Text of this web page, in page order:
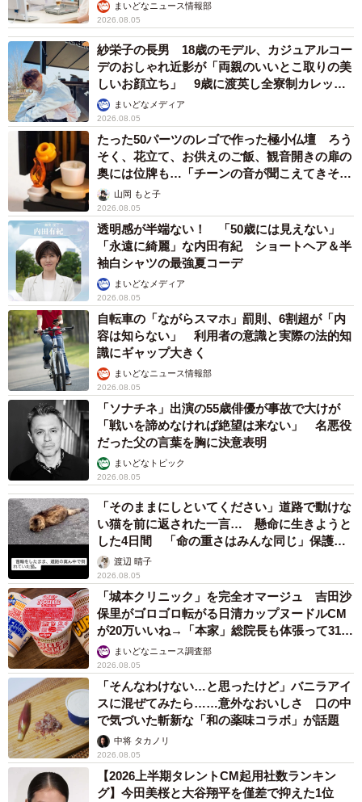
まいどなニュース情報部
2026.08.05
紗栄子の長男 18歳のモデル、カジュアルコー
デのおしゃれ近影が「両親のいいとこ取りの美
しいお顔立ち」 9歳に渡英し全寮制カレッジ
で学ぶまいどなメディア
2026.08.05
たった50パーツのレゴで作った極小仏壇 ろう
そく、花立て、お供えのご飯、観音開きの扉の
奥には位牌も…「チーンの音が聞こえてきそ
う」山岡 もと子
2026.08.05
透明感が半端ない！ 「50歳には見えない」
「永遠に綺麗」な内田有紀 ショートヘア＆半
袖白シャツの最強夏コーデ
まいどなメディア
2026.08.05
自転車の「ながらスマホ」罰則、6割超が「内
容は知らない」 利用者の意識と実際の法的知
識にギャップ大きく
まいどなニュース情報部
2026.08.05
「ソナチネ」出演の55歳俳優が事故で大けが
「戦いを諦めなければ絶望は来ない」 名悪役
だった父の言葉を胸に決意表明
まいどなトピック
2026.08.05
「そのままにしといてください」道路で動けな
い猫を前に返された一言… 懸命に生きようと
した4日間 「命の重さはみんな同じ」保護団
体代表の訴え
渡辺 晴子
2026.08.05
「城本クリニック」を完全オマージュ 吉田沙
保里がゴロゴロ転がる日清カップヌードルCM
が20万いいね→「本家」総院長も体張って31万
いいねまいどなニュース調査部
2026.08.05
「そんなわけない…と思ったけど」バニラアイ
スに混ぜてみたら……意外なおいしさ 口の中
で気づいた斬新な「和の薬味コラボ」が話題
中将 タカノリ
2026.08.05
【2026上半期タレントCM起用社数ランキン
グ】今田美桜と大谷翔平を僅差で抑えた1位